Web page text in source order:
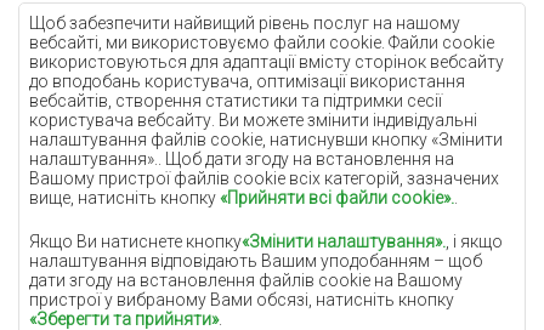
Щоб забезпечити найвищий рівень послуг на нашому
вебсайті, ми використовуємо файли cookie. Файли cookie
використовуються для адаптації вмісту сторінок вебсайту
до вподобань користувача, оптимізації використання
вебсайтів, створення статистики та підтримки сесії
користувача вебсайту. Ви можете змінити індивідуальні
налаштування файлів cookie, натиснувши кнопку «Змінити
налаштування».. Щоб дати згоду на встановлення на
Вашому пристрої файлів cookie всіх категорій, зазначених
вище, натисніть кнопку«Прийняти всі файли cookie».
Якщо Ви натиснете кнопку«Змінити налаштування». , і якщо
налаштування відповідають Вашим уподобанням – щоб
дати згоду на встановлення файлів cookie на Вашому
пристрої у вибраному Вами обсязі, натисніть кнопку
«Зберегти та прийняти».
Кремові килими
Бузкові килими
Жовті килими
М'ятні килими
Блакитні килими
Помаранчеві килими
Сірі покриття
Теракотові покриття